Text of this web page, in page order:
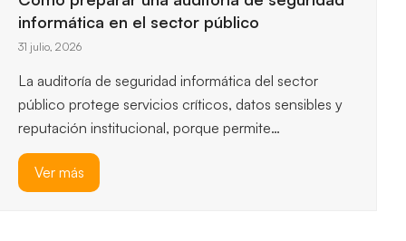
esenciales, así que entender los…
Ver más